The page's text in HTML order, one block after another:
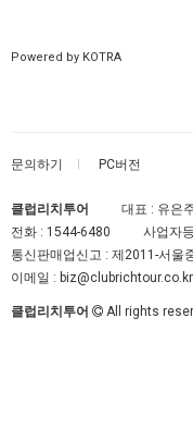
Powered by KOTRA
문의하기 PC버전
클럽리치투어 대표 : 유은
전화 : 1544-6480 사업자
통신판매업신고 : 제2011-서울
이메일 : biz@clubrichtour.co.kr
클럽리치투어 All rights